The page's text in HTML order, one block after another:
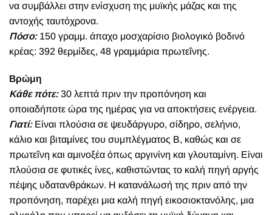
να συμβάλλει στην ενίσχυση της μυϊκής μάζας και της
αντοχής ταυτόχρονα.
Πόσο:150 γραμμ. άπαχο μοσχαρίσιο βιολογικό βοδινό
κρέας: 392 θερμίδες, 48 γραμμάρια πρωτεΐνης.
Βρώμη
Κάθε πότε:30 λεπτά πριν την προπόνηση και
οποιαδήποτε ώρα της ημέρας για να αποκτήσεις ενέργεια.
Γιατί:Είναι πλούσια σε ψευδάργυρο, σίδηρο, σελήνιο,
κάλιο και βιταμίνες του συμπλέγματος Β, καθώς και σε
πρωτεΐνη και αμινοξέα όπως αργινίνη και γλουταμίνη. Είναι
πλούσια σε φυτικές ίνες, καθιστώντας το καλή πηγή αργής
πέψης υδατανθράκων. Η κατανάλωσή της πριν από την
προπόνηση, παρέχει μια καλή πηγή εικοσιοκτανόλης, μια